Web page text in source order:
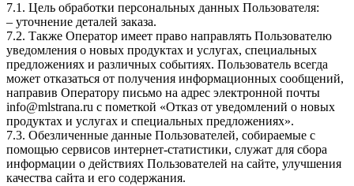
7.1. Цель обработки персональных данных Пользователя:
– уточнение деталей заказа.
7.2. Также Оператор имеет право направлять Пользователю
уведомления о новых продуктах и услугах, специальных
предложениях и различных событиях. Пользователь всегда
может отказаться от получения информационных сообщений,
направив Оператору письмо на адрес электронной почты
info@mlstrana.ru с пометкой «Отказ от уведомлений о новых
продуктах и услугах и специальных предложениях».
7.3. Обезличенные данные Пользователей, собираемые с
помощью сервисов интернет-статистики, служат для сбора
информации о действиях Пользователей на сайте, улучшения
качества сайта и его содержания.